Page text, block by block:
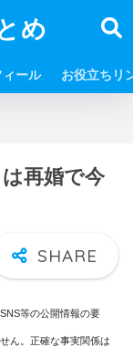
め
ール お役立ちリ
再婚で今
等の公開情報の要
ん。正確な事実関係は